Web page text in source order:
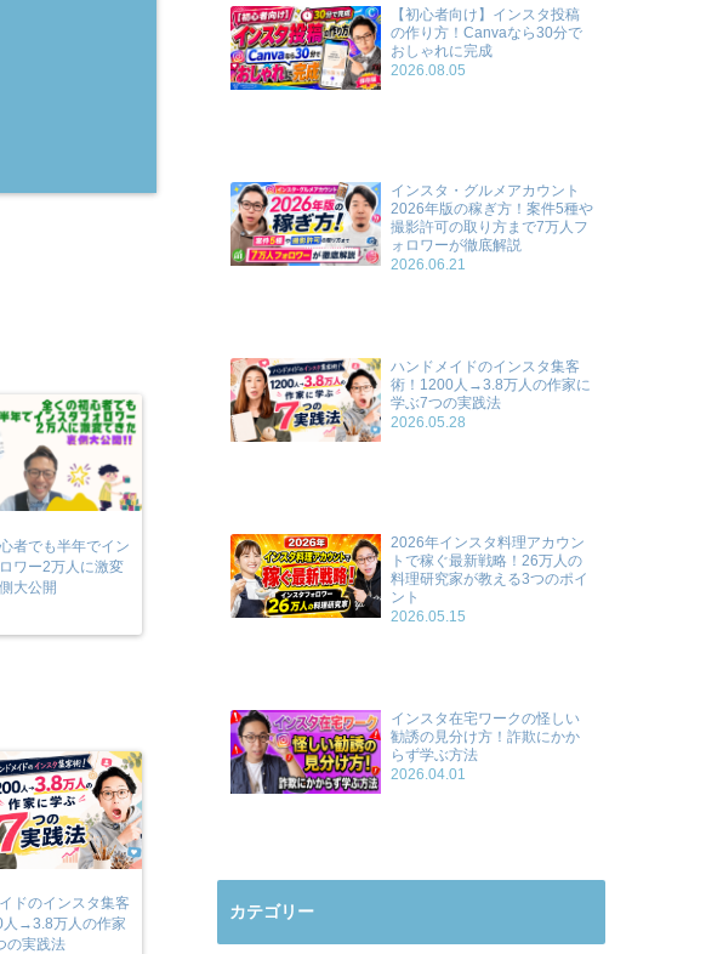
者でも半年でイン
ワー2万人に激変
大公開
ドのインスタ集客
人→3.8万人の作家
の実践法
【初心者向け】インスタ投稿
の作り方！Canvaなら30分で
おしゃれに完成
2026.08.05
インスタ・グルメアカウント
2026年版の稼ぎ方！案件5種や
撮影許可の取り方まで7万人フ
ォロワーが徹底解説
2026.06.21
ハンドメイドのインスタ集客
術！1200人→3.8万人の作家に
学ぶ7つの実践法
2026.05.28
2026年インスタ料理アカウン
トで稼ぐ最新戦略！26万人の
料理研究家が教える3つのポイ
ント
2026.05.15
インスタ在宅ワークの怪しい
勧誘の見分け方！詐欺にかか
らず学ぶ方法
2026.04.01
カテゴリー